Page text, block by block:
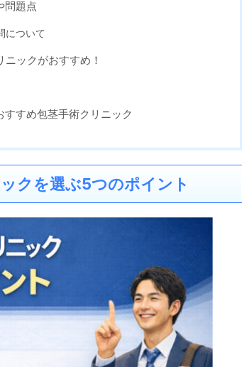
問題点
について
ックがおすすめ！
すすめ包茎手術クリニック
クを選ぶ5つのポイント